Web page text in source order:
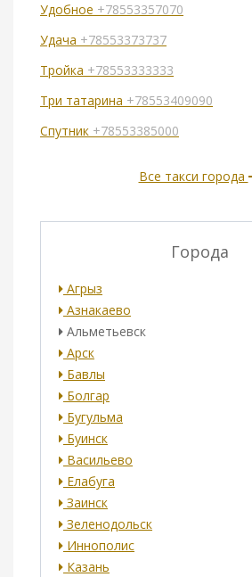
Удобное +78553357070
Удача +78553373737
Тройка +78553333333
Три татарина +78553409090
Спутник +78553385000
Все такси города
Города
Агрыз
Азнакаево
Альметьевск
Арск
Бавлы
Болгар
Бугульма
Буинск
Васильево
Елабуга
Заинск
Зеленодольск
Иннополис
Казань